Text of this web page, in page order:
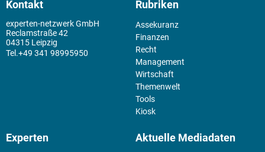
Kontakt
experten-netzwerk GmbH
Reclamstraße 42
04315 Leipzig
+49 341 98995950
Rubriken
Assekuranz
Finanzen
Recht
Management
Wirtschaft
Themenwelt
Tools
Kiosk
Experten Aktuelle Mediadaten